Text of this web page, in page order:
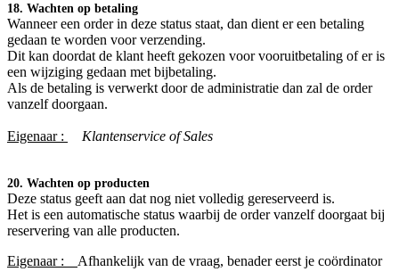
18. Wachten op betaling
Wanneer een order in deze status staat, dan dient er een betaling
gedaan te worden voor verzending.
Dit kan doordat de klant heeft gekozen voor vooruitbetaling of er is
een wijziging gedaan met bijbetaling.
Als de betaling is verwerkt door de administratie dan zal de order
vanzelf doorgaan.
Eigenaar : Klantenservice of Sales
20. Wachten op producten
Deze status geeft aan dat nog niet volledig gereserveerd is.
Het is een automatische status waarbij de order vanzelf doorgaat bij
reservering van alle producten.
Eigenaar :
Afhankelijk van de vraag, benader eerst je coördinator​